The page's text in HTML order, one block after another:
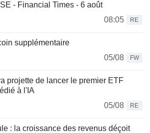
- Financial Times - 6 août
08:05
RE
supplémentaire
05/08
FW
projette de lancer le premier ETF
à l'IA
05/08
RE
: la croissance des revenus déçoit